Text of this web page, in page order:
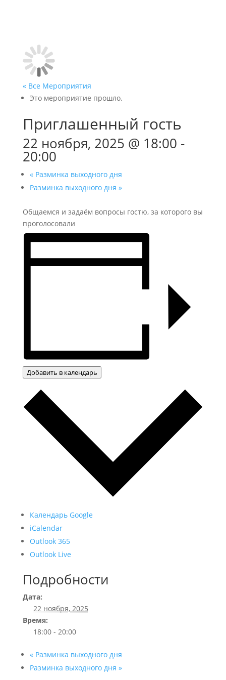
« Все Мероприятия
Это мероприятие прошло.
Приглашенный гость
22 ноября, 2025 @ 18:00 -
20:00
«Разминка выходного дня
Разминка выходного дня »
Общаемся и задаём вопросы гостю, за которого вы
проголосовали
Добавить в календарь
Календарь Google
iCalendar
Outlook 365
Outlook Live
Подробности
Дата:
22 ноября, 2025
Время:
18:00 - 20:00
«Разминка выходного дня
Разминка выходного дня »